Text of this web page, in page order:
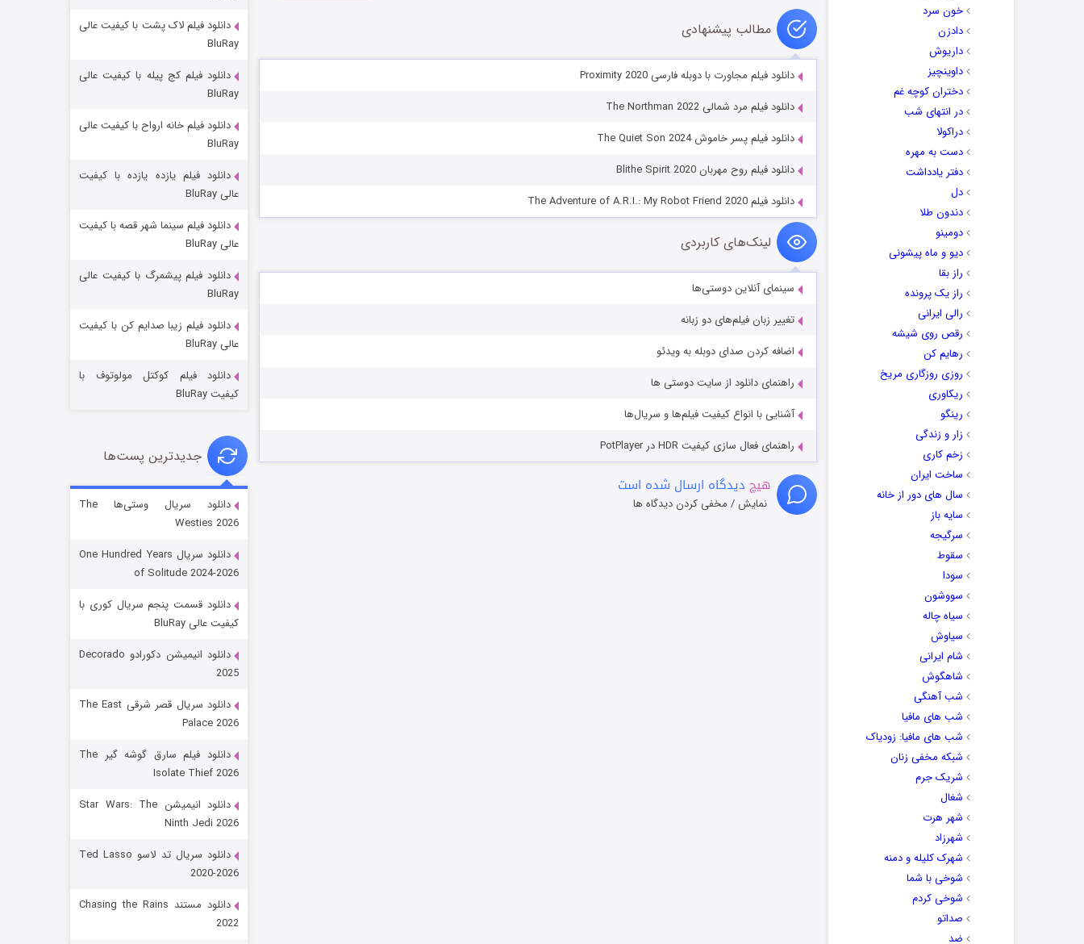
خون سرد
دادزن
داریوش
داوینچیز
دختران کوچه غم
در انتهای شب
دراکولا
دست به مهره
دفتر یادداشت
دل
دندون طلا
دومینو
دیو و ماه پیشونی
راز بقا
راز یک پرونده
رالی ایرانی
رقص روی شیشه
رهایم کن
روزی روزگاری مریخ
ریکاوری
رینگو
زار و زندگی
زخم کاری
ساخت ایران
سال های دور از خانه
سایه باز
سرگیجه
سقوط
سودا
سووشون
سیاه چاله
سیاوش
شام ایرانی
شاهگوش
شب آهنگی
شب های مافیا
شب های مافیا: زودیاک
شبکه مخفی زنان
شریک جرم
شغال
شهر هرت
شهرزاد
شهرک کلیله و دمنه
شوخی با شما
شوخی کردم
صداتو
ضد
مطالب پیشنهادی
دانلود فیلم مجاورت با دوبله فارسی Proximity 2020
دانلود فیلم مرد شمالی The Northman 2022
دانلود فیلم پسر خاموش The Quiet Son 2024
دانلود فیلم روح مهربان Blithe Spirit 2020
دانلود فیلم The Adventure of A.R.I.: My Robot Friend 2020
لینک‌های کاربردی
سینمای آنلاین دوستی‌ها
تغییر زبان فیلم‌های دو زبانه
اضافه کردن صدای دوبله به ویدئو
راهنمای دانلود از سایت دوستی ها
آشنایی با انواع کیفیت فیلم‌ها و سریال‌ها
راهنمای فعال سازی کیفیت HDR در PotPlayer
هیچ دیدگاه ارسال شده است
نمایش / مخفی کردن دیدگاه ها
خاندان اژدها فصل ۳
جادوگری در مغولستان
قسمت۶ (زیرنویس)
رویایی برای تو
قسمت ۱۵ (دوبله)
دانلود فیلم لاک پشت با کیفیت عالی
BluRay
دانلود فیلم کج‌ پیله با کیفیت عالی
BluRay
دانلود فیلم خانه ارواح با کیفیت عالی
BluRay
دانلود فیلم یازده یازده با کیفیت
عالی BluRay
دانلود فیلم سینما شهر قصه با کیفیت
عالی BluRay
دانلود فیلم پیشمرگ با کیفیت عالی
BluRay
دانلود فیلم زیبا صدایم کن با کیفیت
عالی BluRay
دانلود فیلم کوکتل مولوتوف با
کیفیت BluRay
جدیدترین پست‌ها
دانلود سریال وستی‌ها The
Westies 2026
دانلود سریال One Hundred Years
of Solitude 2024-2026
دانلود قسمت پنجم سریال کوری با
کیفیت عالی BluRay
دانلود انیمیشن دکورادو Decorado
2025
دانلود سریال قصر شرقی The East
Palace 2026
دانلود فیلم سارق گوشه گیر The
Isolate Thief 2026
دانلود انیمیشن Star Wars: The
Ninth Jedi 2026
دانلود سریال تد لاسو Ted Lasso
2020-2026
دانلود مستند Chasing the Rains
2022